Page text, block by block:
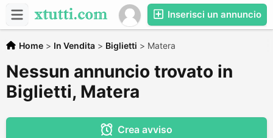
Inserisci un annuncio
Home > In Vendita > Biglietti > Matera
Nessun annuncio trovato in
Biglietti, Matera
Crea avviso